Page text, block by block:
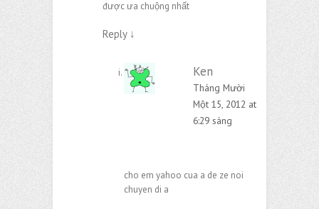
được ưa chuộng nhất
Reply ↓
Ken
Tháng Mười
Một 15, 2012 at
6:29 sáng
cho em yahoo cua a de ze noi
chuyen di a